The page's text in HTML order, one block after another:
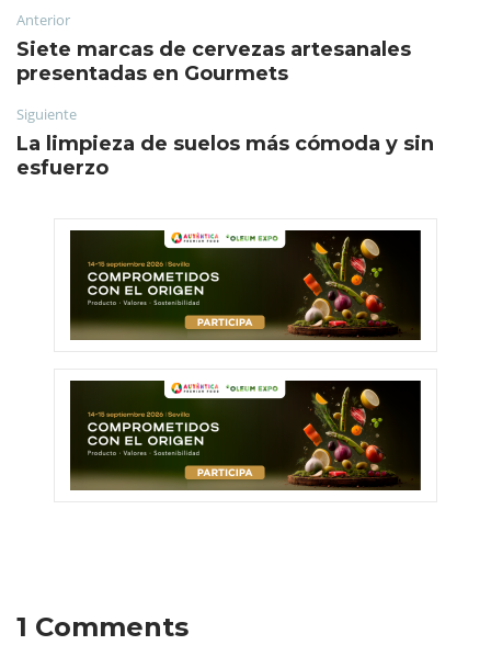
Anterior
Siete marcas de cervezas artesanales
presentadas en Gourmets
Siguiente
La limpieza de suelos más cómoda y sin
esfuerzo
1 Comments